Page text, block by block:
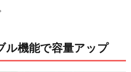
ル機能で容量アップ